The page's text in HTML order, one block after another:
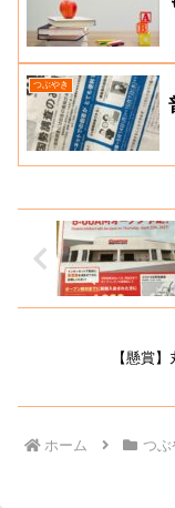
つぶやき
【懸賞
ホーム つぶ